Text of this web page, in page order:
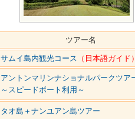
ツアー名
サムイ島内観光コース （日本語ガイド
アントンマリンナショナルパークツア
～スピードボート利用～
タオ島＋ナンユアン島ツアー